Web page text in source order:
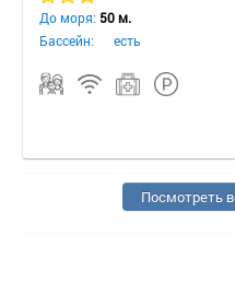
До моря: 50 м.
Бассейн:
есть
Посмотреть